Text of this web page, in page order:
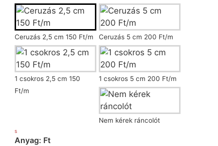
Ceruzás 2,5 cm 150 Ft/m Ceruzás 5 cm 200 Ft/m
1 csokros 2,5 cm 150
Ft/m
1 csokros 5 cm 200 Ft/m
Nem kérek ráncolót
S
Anyag: Ft